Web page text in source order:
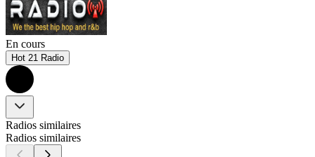
En cours
Hot 21 Radio
Radios similaires
Radios similaires